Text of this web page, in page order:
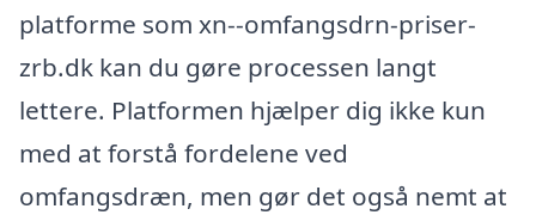
platforme som xn--omfangsdrn-priser-
zrb.dk kan du gøre processen langt
lettere. Platformen hjælper dig ikke kun
med at forstå fordelene ved
omfangsdræn, men gør det også nemt at